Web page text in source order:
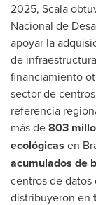
2025, Scala
Nacional de
apoyar la
de
financiamiento
sector de
referencia
más de803
ecológicas en
acumulados de
centros de datos
distribuyeron en